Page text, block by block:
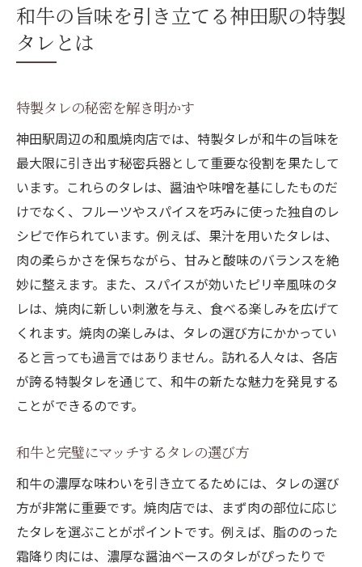
和牛の旨味を引き立てる神田駅の特製
タレとは
特製タレの秘密を解き明かす
神田駅周辺の和風焼肉店では、特製タレが和牛の旨味を
最大限に引き出す秘密兵器として重要な役割を果たして
います。これらのタレは、醤油や味噌を基にしたものだ
けでなく、フルーツやスパイスを巧みに使った独自のレ
シピで作られています。例えば、果汁を用いたタレは、
肉の柔らかさを保ちながら、甘みと酸味のバランスを絶
妙に整えます。また、スパイスが効いたピリ辛風味のタ
レは、焼肉に新しい刺激を与え、食べる楽しみを広げて
くれます。焼肉の楽しみは、タレの選び方にかかってい
ると言っても過言ではありません。訪れる人々は、各店
が誇る特製タレを通じて、和牛の新たな魅力を発見する
ことができるのです。
和牛と完璧にマッチするタレの選び方
和牛の濃厚な味わいを引き立てるためには、タレの選び
方が非常に重要です。焼肉店では、まず肉の部位に応じ
たタレを選ぶことがポイントです。例えば、脂ののった
霜降り肉には、濃厚な醤油ベースのタレがぴったりで